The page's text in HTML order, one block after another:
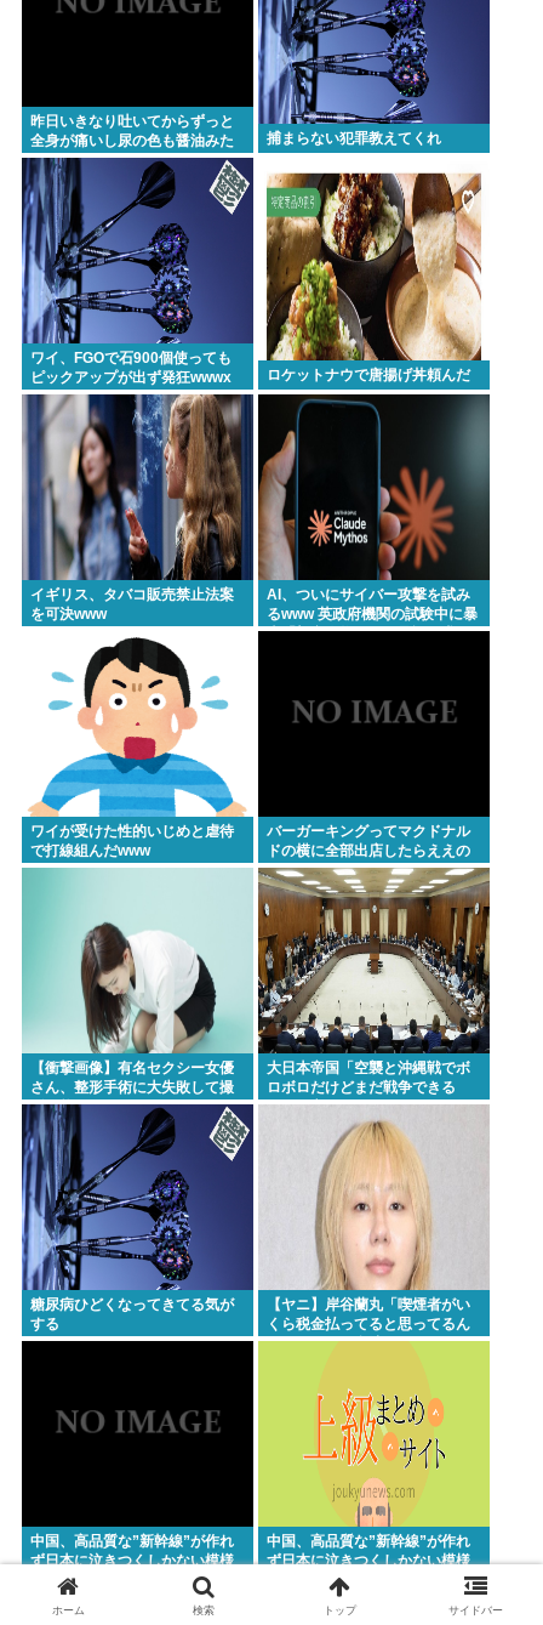
昨日いきなり吐いてからずっと
全身が痛いし尿の色も醤油みた
いになってるんだけど
捕まらない犯罪教えてくれ
ワイ、FGOで石900個使っても
ピックアップが出ず発狂wwwx
ロケットナウで唐揚げ丼頼んだ
イギリス、タバコ販売禁止法案
を可決www
AI、ついにサイバー攻撃を試み
るwww 英政府機関の試験中に暴
走「架空人物になり承認要求」
ワイが受けた性的いじめと虐待
で打線組んだwww
バーガーキングってマクドナル
ドの横に全部出店したらええの
にな
【衝撃画像】有名セクシー女優
さん、整形手術に大失敗して撮
影不能に⇒！！
大日本帝国「空襲と沖縄戦でボ
ロボロだけどまだ戦争できる
ぞ！」言うほどか？
糖尿病ひどくなってきてる気が
する
【ヤニ】岸谷蘭丸「喫煙者がい
くら税金払ってると思ってるん
だ、たばこは合法だぞ！」
中国、高品質な”新幹線”が作れ
ず日本に泣きつくしかない模様
www
中国、高品質な”新幹線”が作れ
ず日本に泣きつくしかない模様
ホーム 検索 トップ サイドバー